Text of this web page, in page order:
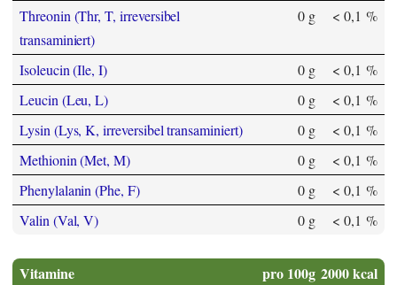
Threonin (Thr, T, irreversibel
transaminiert)
0 g < 0,1 %
Isoleucin (Ile, I) 0 g
< 0,1 %
Leucin (Leu, L)
0 g
< 0,1 %
Lysin (Lys, K, irreversibel transaminiert)
0 g
< 0,1 %
Methionin (Met, M)
0 g
< 0,1 %
Phenylalanin (Phe, F)
0 g
< 0,1 %
Valin (Val, V)
0 g < 0,1 %
Vitamine pro 100g 2000 kcal